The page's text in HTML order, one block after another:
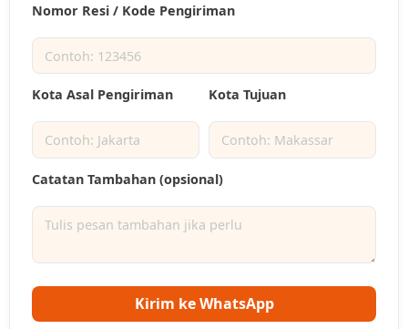
Nomor Resi / Kode Pengiriman
Kota Asal Pengiriman Kota Tujuan
Catatan Tambahan (opsional)
Kirim ke WhatsApp